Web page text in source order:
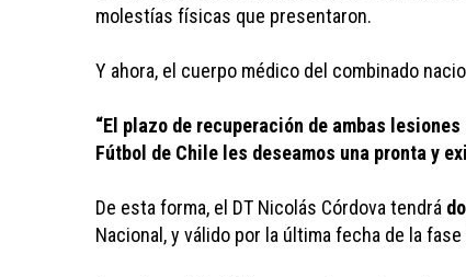
molestías físicas que presentaron.
Y ahora, el cuerpo médico del combinado
“El plazo de recuperación de ambas
Fútbol de Chile les deseamos una pronta y
De esta forma, el DT Nicolás Córdova tendrá
Nacional, y válido por la última fecha de la